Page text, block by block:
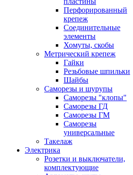
Перфорированный
крепеж
Соединительные
элементы
Хомуты, скобы
Метрический крепеж
Гайки
Резьбовые шпильки
Шайбы
Саморезы и шурупы
Саморезы "клопы"
Саморезы ГД
Саморезы ГМ
Саморезы
универсальные
Такелаж
Электрика
Розетки и выключатели,
комплектующие